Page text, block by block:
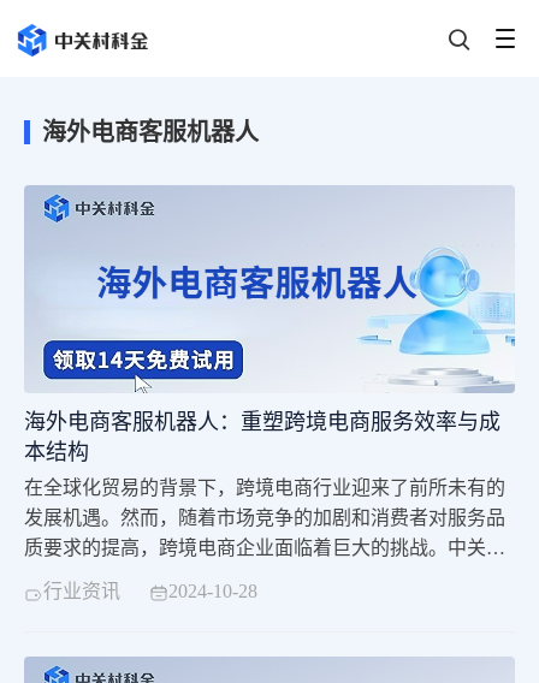
海外电商客服机器人
海外电商客服机器人：重塑跨境电商服务效率与成
本结构
在全球化贸易的背景下，跨境电商行业迎来了前所未有的
发展机遇。然而，随着市场竞争的加剧和消费者对服务品
质要求的提高，跨境电商企业面临着巨大的挑战。中关村
科金推出的海外电商客服机器人，正是为解决这些挑战而
生，它通过人工智能技术的深度融合，实现了客户服务效
行业资讯 2024-10-28